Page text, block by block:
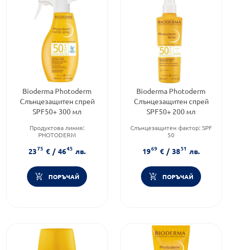
Bioderma Photoderm
Слънцезащитен спрей
SPF50+ 300 мл
Продуктова линия:
PHOTODERM
Форма на продукта:спрей
2375 € / 4645 лв.
ПОРЪЧАЙ
Bioderma Photoderm
Слънцезащитен спрей
SPF50+ 200 мл
Слънцезащитен фактор: SPF
50
Дермокозметика
Тип продукт:
Спрей
1969 € / 3851 лв.
ПОРЪЧАЙ